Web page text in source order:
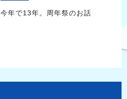
今年で13年。周年祭のお話